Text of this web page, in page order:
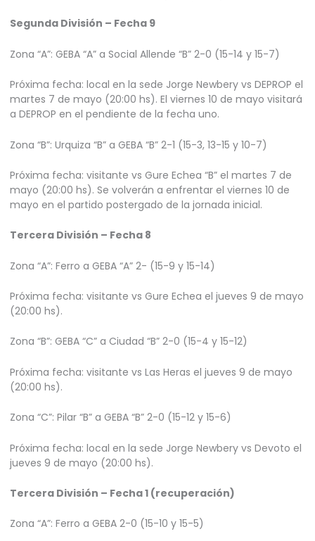
Segunda División – Fecha 9
Zona “A”: GEBA “A” a Social Allende “B” 2-0 (15-14 y 15-7)
Próxima fecha: local en la sede Jorge Newbery vs DEPROP el
martes 7 de mayo (20:00 hs). El viernes 10 de mayo visitará
a DEPROP en el pendiente de la fecha uno.
Zona “B”: Urquiza “B” a GEBA “B” 2-1 (15-3, 13-15 y 10-7)
Próxima fecha: visitante vs Gure Echea “B” el martes 7 de
mayo (20:00 hs). Se volverán a enfrentar el viernes 10 de
mayo en el partido postergado de la jornada inicial.
Tercera División – Fecha 8
Zona “A”: Ferro a GEBA “A” 2- (15-9 y 15-14)
Próxima fecha: visitante vs Gure Echea el jueves 9 de mayo
(20:00 hs).
Zona “B”: GEBA “C” a Ciudad “B” 2-0 (15-4 y 15-12)
Próxima fecha: visitante vs Las Heras el jueves 9 de mayo
(20:00 hs).
Zona “C”: Pilar “B” a GEBA “B” 2-0 (15-12 y 15-6)
Próxima fecha: local en la sede Jorge Newbery vs Devoto el
jueves 9 de mayo (20:00 hs).
Tercera División – Fecha 1 (recuperación)
Zona “A”: Ferro a GEBA 2-0 (15-10 y 15-5)